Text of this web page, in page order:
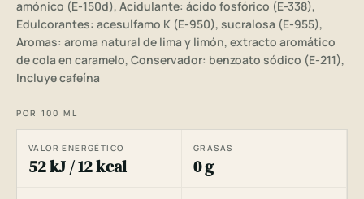
amónico (E-150d), Acidulante: ácido fosfórico (E-338),
Edulcorantes: acesulfamo K (E-950), sucralosa (E-955),
Aromas: aroma natural de lima y limón, extracto aromático
de cola en caramelo, Conservador: benzoato sódico (E-211),
Incluye cafeína
POR 100 ML
VALOR ENERGÉTICO
52 kJ / 12 kcal
GRASAS
0 g